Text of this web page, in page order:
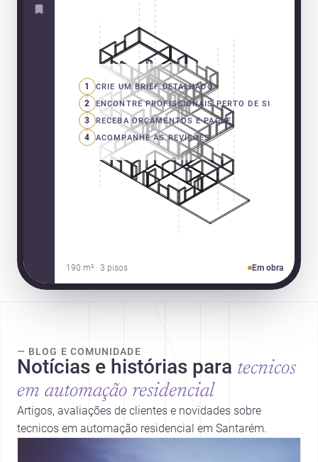
1 CRIE UM BRIEF DETALHADO
2 ENCONTRE PROFISSIONAIS PERTO DE SI
3 RECEBA ORÇAMENTOS E PAGUE
4 ACOMPANHE AS REVISÕES
190 m² · 3 pisos Em obra
— BLOG E COMUNIDADE
Notícias e histórias para tecnicos
em automação residencial
Artigos, avaliações de clientes e novidades sobre
tecnicos em automação residencial em Santarém.